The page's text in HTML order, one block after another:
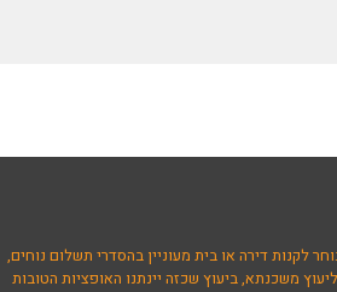
לקנות דירה או בית מעוניין בהסדרי תשלום נוחים,
משכנתא, ביעוץ שכזה יינתנו האופציות הטובות